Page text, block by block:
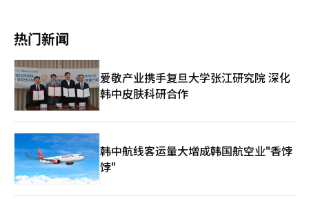
必会员订阅费的用户，将在6个月内每月获得2900元的微笑现金返
还。在G市场和拍卖平台使用卡片支付时，还可享受20%的折扣优
惠。折扣上限为G市场最高30,000元，拍卖平台最高20,000元，每
个账户仅可使用一次。此外，还推出了以100元出售5000元的
Mega MGC咖啡商品券的活动。G市场相关人士表示：“考虑到客
户的消费趋势，设计了最大福利，以提高会员的实际感受。”另一
方面，G市场与仁川广域市及仁川观光公社合作，开设了介绍地方
特产和旅游内容的‘仁川商会’常设展，并将在下月31日前进行折
扣企划展。 ※ 本报道经人工智能（AI）系统翻译与编辑。
热门新闻
爱敬产业携手复旦大学张江研究院 深化
韩中皮肤科研合作
韩中航线客运量大增成韩国航空业"香饽
饽"